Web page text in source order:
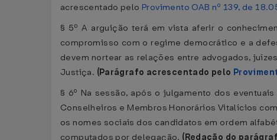
acrescentado pelo Provimento OAB nº 139, de
§ 5º A arguição terá em vista aferir o
compromisso com o regime democrático e a
devem nortear as relações entre advogados,
Justiça. (Parágrafo acrescentado pelo
§ 6º Na sessão, após o julgamento dos
Conselheiros e Membros Honorários Vitalícios
os nomes sociais dos candidatos em ordem
computados por delegação. (Redação do